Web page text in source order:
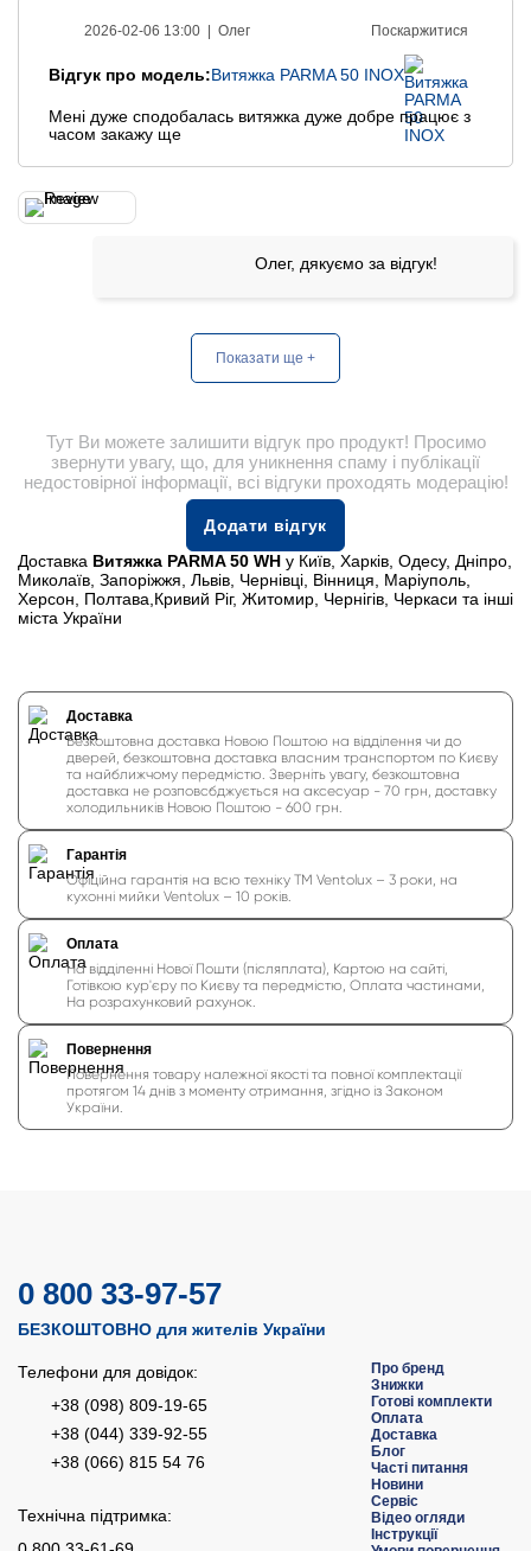
2026-02-06 13:00 | Олег Поскаржитися
Відгук про модель:Витяжка PARMA 50 INOX
Мені дуже сподобалась витяжка дуже добре працює з
часом закажу ще
Олег, дякуємо за відгук!
Показати ще +
Тут Ви можете залишити відгук про продукт! Просимо
звернути увагу, що, для уникнення спаму і публікації
недостовірної інформації, всі відгуки проходять модерацію!
Додати відгук
Доставка Витяжка PARMA 50 WH у Київ, Харків, Одесу, Дніпро,
Миколаїв, Запоріжжя, Львів, Чернівці, Вінниця, Маріуполь,
Херсон, Полтава,Кривий Ріг, Житомир, Чернігів, Черкаси та інші
міста України
Доставка
Безкоштовна доставка Новою Поштою на відділення чи до
дверей, безкоштовна доставка власним транспортом по Києву
та найближчому передмістю. Зверніть увагу, безкоштовна
доставка не розповсбджується на аксесуар - 70 грн, доставку
холодильників Новою Поштою - 600 грн.
Гарантія
Офіційна гарантія на всю техніку ТМ Ventolux – 3 роки, на
кухонні мийки Ventolux – 10 років.
Оплата
На відділенні Нової Пошти (післяплата), Картою на сайті,
Готівкою кур'єру по Києву та передмістю, Оплата частинами,
На розрахунковий рахунок.
Повернення
Повернення товару належної якості та повної комплектації
протягом 14 днів з моменту отримання, згідно із Законом
України.
0 800 33-97-57
БЕЗКОШТОВНО для жителів України
Телефони для довідок:
+38 (098) 809-19-65
+38 (044) 339-92-55
+38 (066) 815 54 76
Технічна підтримка:
Про бренд
Знижки
Готові комплекти
Оплата
Доставка
Блог
Часті питання
Новини
Сервіс
Відео огляди
Інструкції